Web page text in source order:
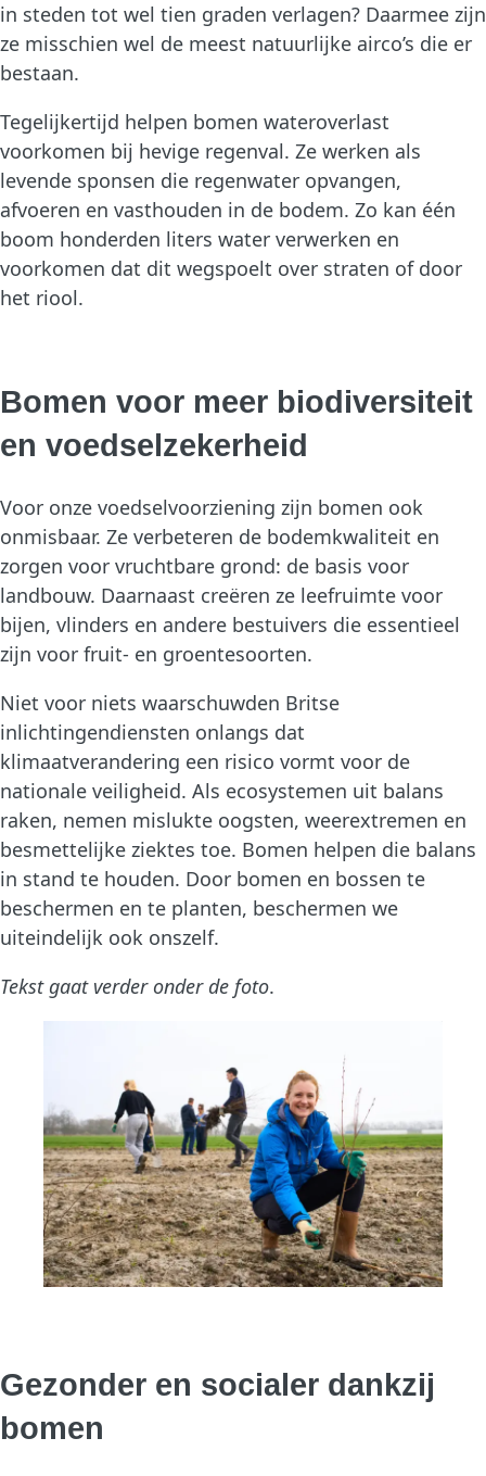
in steden tot wel tien graden verlagen? Daarmee zijn
ze misschien wel de meest natuurlijke airco’s die er
bestaan.
Tegelijkertijd helpen bomen wateroverlast
voorkomen bij hevige regenval. Ze werken als
levende sponsen die regenwater opvangen,
afvoeren en vasthouden in de bodem. Zo kan één
boom honderden liters water verwerken en
voorkomen dat dit wegspoelt over straten of door
het riool.
Bomen voor meer biodiversiteit
en voedselzekerheid
Voor onze voedselvoorziening zijn bomen ook
onmisbaar. Ze verbeteren de bodemkwaliteit en
zorgen voor vruchtbare grond: de basis voor
landbouw. Daarnaast creëren ze leefruimte voor
bijen, vlinders en andere bestuivers die essentieel
zijn voor fruit- en groentesoorten.
Niet voor niets waarschuwden Britse
inlichtingendiensten onlangs dat
klimaatverandering een risico vormt voor de
nationale veiligheid. Als ecosystemen uit balans
raken, nemen mislukte oogsten, weerextremen en
besmettelijke ziektes toe. Bomen helpen die balans
in stand te houden. Door bomen en bossen te
beschermen en te planten, beschermen we
uiteindelijk ook onszelf.
Tekst gaat verder onder de foto.
Gezonder en socialer dankzij
bomen